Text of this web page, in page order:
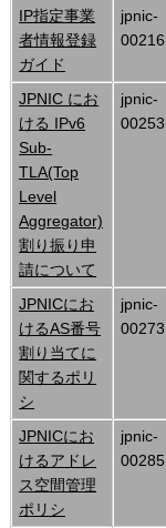
IP指定事業
者情報登録
ガイド
jpnic-
00216
JPNIC にお
ける IPv6
Sub-
TLA(Top
Level
Aggregator)
割り振り申
請について
jpnic-
00253
JPNICにお
けるAS番号
割り当てに
関するポリ
シ
jpnic-
00273
JPNICにお
けるアドレ
ス空間管理
ポリシ
jpnic-
00285